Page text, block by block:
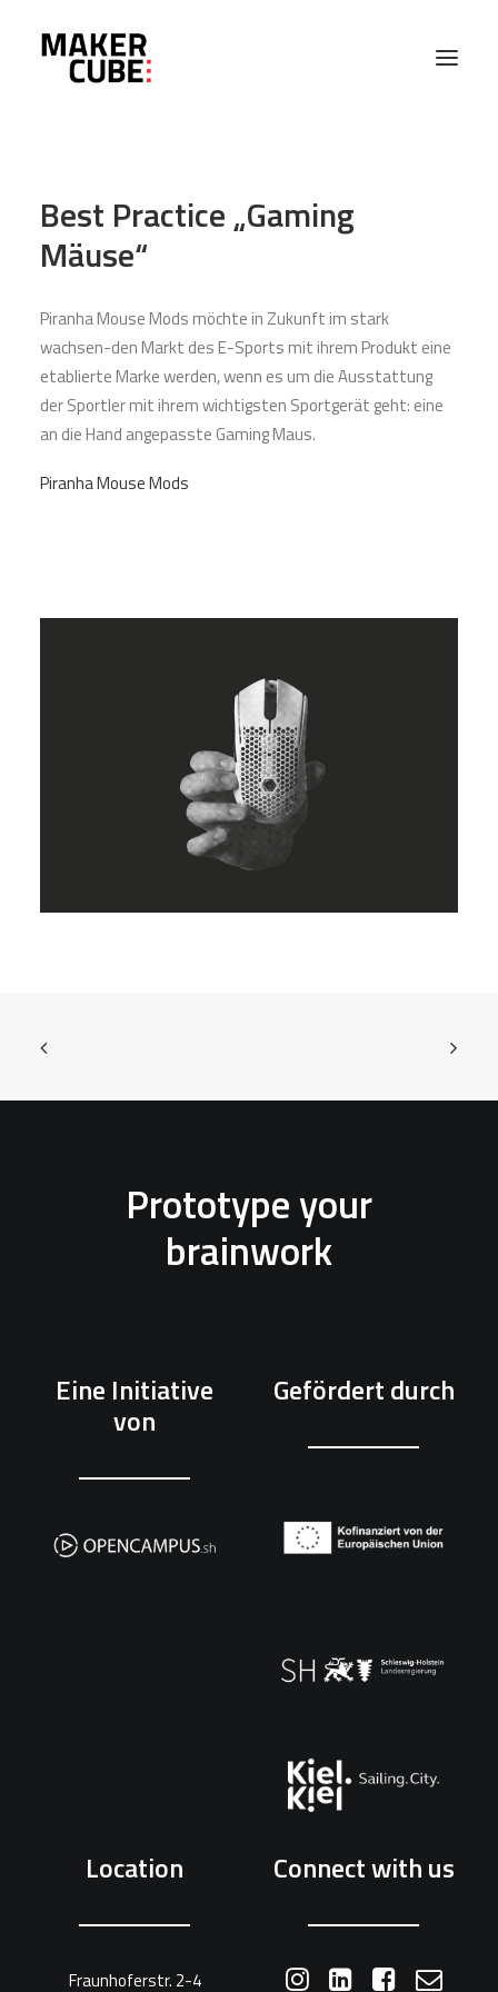
MASCHINEN
ABOUT
EVENTS
KONTAKT
Best Practice „Gaming
Mäuse“
Piranha Mouse Mods möchte in Zukunft im stark
wachsen-den Markt des E-Sports mit ihrem Produkt eine
etablierte Marke werden, wenn es um die Ausstattung
der Sportler mit ihrem wichtigsten Sportgerät geht: eine
an die Hand angepasste Gaming Maus.
Piranha Mouse Mods
Prototype your
brainwork
Eine Initiative
von
Gefördert durch
Location
Fraunhoferstr. 2-4
Connect with us